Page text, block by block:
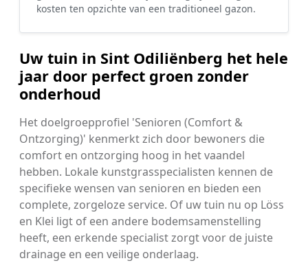
kosten ten opzichte van een traditioneel gazon.
Uw tuin in Sint Odiliënberg het hele
jaar door perfect groen zonder
onderhoud
Het doelgroepprofiel 'Senioren (Comfort &
Ontzorging)' kenmerkt zich door bewoners die
comfort en ontzorging hoog in het vaandel
hebben. Lokale kunstgrasspecialisten kennen de
specifieke wensen van senioren en bieden een
complete, zorgeloze service. Of uw tuin nu op Löss
en Klei ligt of een andere bodemsamenstelling
heeft, een erkende specialist zorgt voor de juiste
drainage en een veilige onderlaag.